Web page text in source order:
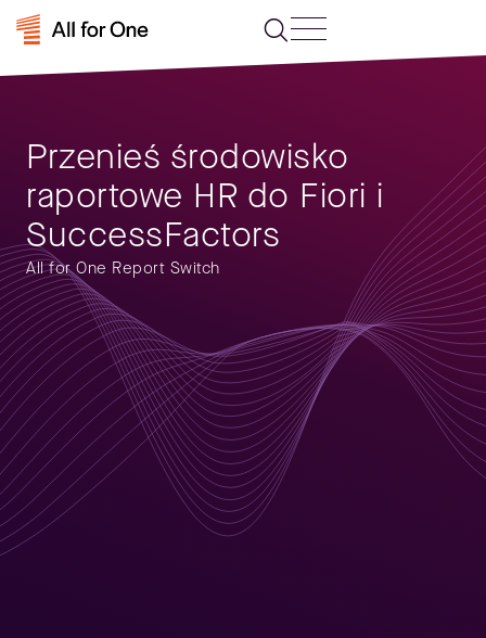
Przenieś środowisko
raportowe HR do Fiori i
SuccessFactors
All for One Report Switch